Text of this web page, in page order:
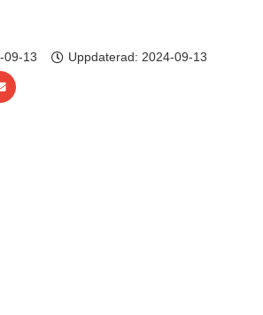
09-13 Uppdaterad: 2024-09-13